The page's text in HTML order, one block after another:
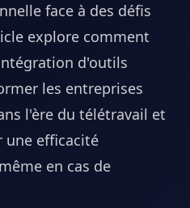
face à des défis
explore comment
d'outils
les entreprises
l'ère du télétravail et
une efficacité
en cas de